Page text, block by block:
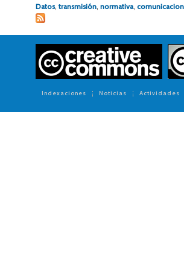
Datos,transmisión, normativa,
Indexaciones Noticias Actividades